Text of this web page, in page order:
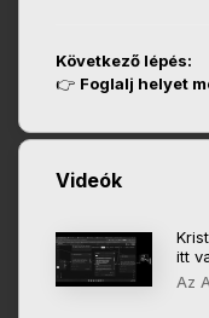
Következő lépés:
👉 Foglalj helyet
Videók
itt
Az